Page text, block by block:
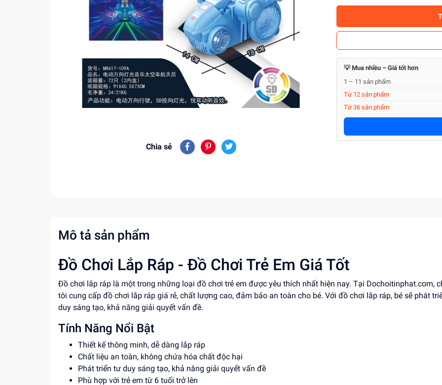
Chia sẻ
💡 Mua nhiều – Giá tốt hơn
1 – 11 sản phẩm
Từ 12 sản phẩm
Từ 36 sản phẩm
Mô tả sản phẩm
Đồ Chơi Lắp Ráp - Đồ Chơi Trẻ Em Giá Tốt
Đồ chơi lắp ráp là một trong những loại đồ chơi trẻ em được yêu thích nhất hiện nay. Tại Dochoitinphat.com,
tôi cung cấp đồ chơi lắp ráp giá rẻ, chất lượng cao, đảm bảo an toàn cho bé. Với đồ chơi lắp ráp, bé sẽ phát
duy sáng tạo, khả năng giải quyết vấn đề.
Tính Năng Nổi Bật
Thiết kế thông minh, dễ dàng lắp ráp
Chất liệu an toàn, không chứa hóa chất độc hại
Phát triển tư duy sáng tạo, khả năng giải quyết vấn đề
Phù hợp với trẻ em từ 6 tuổi trở lên